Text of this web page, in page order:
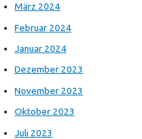
März 2024
Februar 2024
Januar 2024
Dezember 2023
November 2023
Oktober 2023
Juli 2023